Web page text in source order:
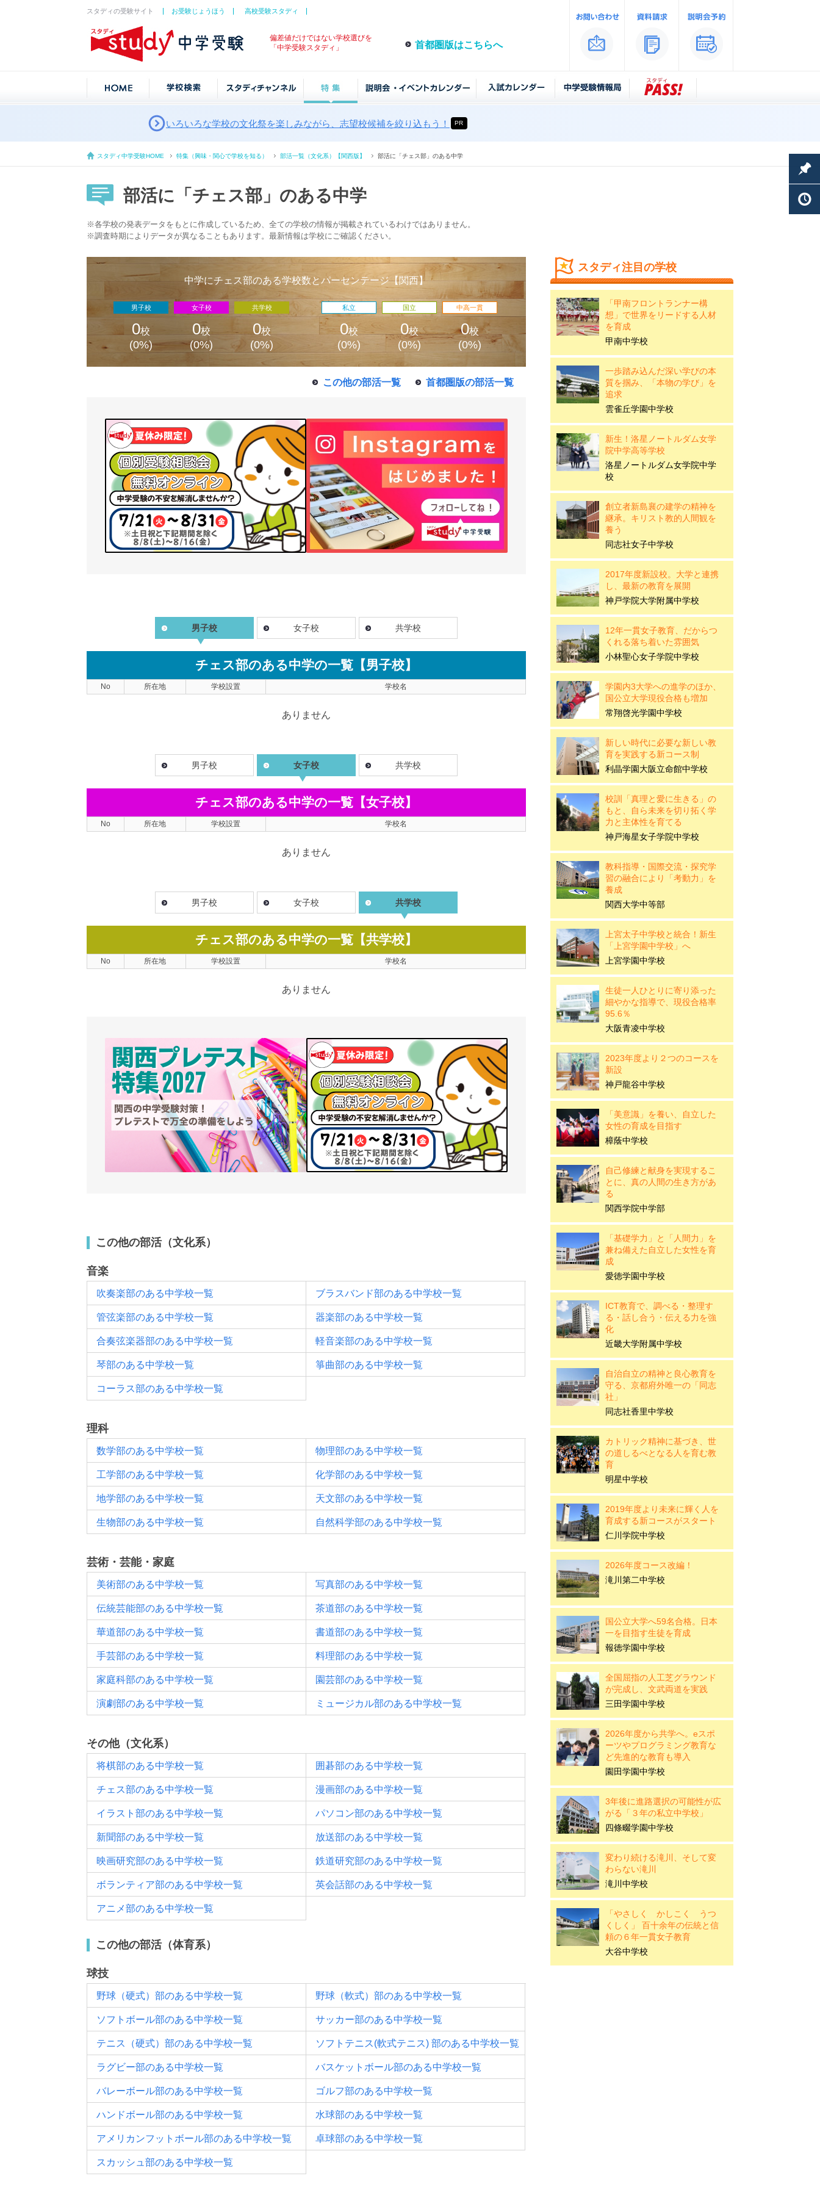
スタディの受験サイト お受験じょうほう 高校受験スタディ
偏差値だけではない学校選びを
「中学受験スタディ」
首都圏版はこちらへ
いろいろな学校の文化祭を楽しみながら、志望校候補を絞り込もう！ PR
スタディ中学受験HOME 特集（興味・関心で学校を知る） 部活一覧（文化系）【関西版】 部活に「チェス部」のある中学
部活に「チェス部」のある中学
※各学校の発表データをもとに作成しているため、全ての学校の情報が掲載されているわけではありません。
※調査時期によりデータが異なることもあります。最新情報は学校にご確認ください。
中学にチェス部のある学校数とパーセンテージ【関西】
男子校
0校
(0%)
女子校
0校
(0%)
共学校
0校
(0%)
私立
0校
(0%)
国立
0校
(0%)
中高一貫
0校
(0%)
この他の部活一覧 首都圏版の部活一覧
男子校 女子校 共学校
チェス部のある中学の一覧【男子校】
No 所在地 学校設置 学校名
ありません
男子校 女子校 共学校
チェス部のある中学の一覧【女子校】
No 所在地 学校設置 学校名
ありません
男子校 女子校 共学校
チェス部のある中学の一覧【共学校】
No 所在地 学校設置 学校名
ありません
この他の部活（文化系）
音楽
吹奏楽部のある中学校一覧 ブラスバンド部のある中学校一覧
管弦楽部のある中学校一覧 器楽部のある中学校一覧
合奏弦楽器部のある中学校一覧 軽音楽部のある中学校一覧
琴部のある中学校一覧 箏曲部のある中学校一覧
コーラス部のある中学校一覧
理科
数学部のある中学校一覧 物理部のある中学校一覧
工学部のある中学校一覧 化学部のある中学校一覧
地学部のある中学校一覧 天文部のある中学校一覧
生物部のある中学校一覧 自然科学部のある中学校一覧
芸術・芸能・家庭
美術部のある中学校一覧 写真部のある中学校一覧
伝統芸能部のある中学校一覧 茶道部のある中学校一覧
華道部のある中学校一覧 書道部のある中学校一覧
手芸部のある中学校一覧 料理部のある中学校一覧
家庭科部のある中学校一覧 園芸部のある中学校一覧
演劇部のある中学校一覧 ミュージカル部のある中学校一覧
その他（文化系）
将棋部のある中学校一覧 囲碁部のある中学校一覧
チェス部のある中学校一覧 漫画部のある中学校一覧
イラスト部のある中学校一覧 パソコン部のある中学校一覧
新聞部のある中学校一覧 放送部のある中学校一覧
映画研究部のある中学校一覧 鉄道研究部のある中学校一覧
ボランティア部のある中学校一覧 英会話部のある中学校一覧
アニメ部のある中学校一覧
この他の部活（体育系）
球技
野球（硬式）部のある中学校一覧 野球（軟式）部のある中学校一覧
ソフトボール部のある中学校一覧 サッカー部のある中学校一覧
テニス（硬式）部のある中学校一覧 ソフトテニス(軟式テニス) 部のある中学校一覧
ラグビー部のある中学校一覧 バスケットボール部のある中学校一覧
バレーボール部のある中学校一覧 ゴルフ部のある中学校一覧
ハンドボール部のある中学校一覧 水球部のある中学校一覧
アメリカンフットボール部のある中学校一覧 卓球部のある中学校一覧
スカッシュ部のある中学校一覧
スタディ注目の学校
「甲南フロントランナー構
想」で世界をリードする人材
を育成
甲南中学校
一歩踏み込んだ深い学びの本
質を掴み、「本物の学び」を
追求
雲雀丘学園中学校
新生！洛星ノートルダム女学
院中学高等学校
洛星ノートルダム女学院中学
校
創立者新島襄の建学の精神を
継承。キリスト教的人間観を
養う
同志社女子中学校
2017年度新設校。大学と連携
し、最新の教育を展開
神戸学院大学附属中学校
12年一貫女子教育、だからつ
くれる落ち着いた雰囲気
小林聖心女子学院中学校
学園内3大学への進学のほか、
国公立大学現役合格も増加
常翔啓光学園中学校
新しい時代に必要な新しい教
育を実践する新コース制
利晶学園大阪立命館中学校
校訓「真理と愛に生きる」の
もと、自ら未来を切り拓く学
力と主体性を育てる
神戸海星女子学院中学校
教科指導・国際交流・探究学
習の融合により「考動力」を
養成
関西大学中等部
上宮太子中学校と統合！新生
「上宮学園中学校」へ
上宮学園中学校
生徒一人ひとりに寄り添った
細やかな指導で、現役合格率
95.6％
大阪青凌中学校
2023年度より２つのコースを
新設
神戸龍谷中学校
「美意識」を養い、自立した
女性の育成を目指す
樟蔭中学校
自己修練と献身を実現するこ
とに、真の人間の生き方があ
る
関西学院中学部
「基礎学力」と「人間力」を
兼ね備えた自立した女性を育
成
愛徳学園中学校
ICT教育で、調べる・整理す
る・話し合う・伝える力を強
化
近畿大学附属中学校
自治自立の精神と良心教育を
守る、京都府外唯一の「同志
社」
同志社香里中学校
カトリック精神に基づき、世
の道しるべとなる人を育む教
育
明星中学校
2019年度より未来に輝く人を
育成する新コースがスタート
仁川学院中学校
2026年度コース改編！
滝川第二中学校
国公立大学へ59名合格。日本
一を目指す生徒を育成
報徳学園中学校
全国屈指の人工芝グラウンド
が完成し、文武両道を実践
三田学園中学校
2026年度から共学へ。eスポ
ーツやプログラミング教育な
ど先進的な教育も導入
園田学園中学校
3年後に進路選択の可能性が広
がる「３年の私立中学校」
四條畷学園中学校
変わり続ける滝川、そして変
わらない滝川
滝川中学校
「やさしく かしこく うつ
くしく」 百十余年の伝統と信
頼の６年一貫女子教育
大谷中学校